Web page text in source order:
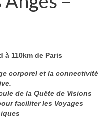
CLASSIQUES
à 110km de Paris
corporel et la connectivité
de la Quête de Visions
faciliter les Voyages